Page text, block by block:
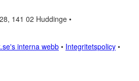
141 02 Huddinge •
interna webb • Integritetspolicy •